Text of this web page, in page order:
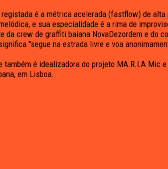
registada é a métrica acelerada (fastflow) de
e sua especialidade é a rima de
da crew de graffiti baiana NovaDezordem e do
"segue na estrada livre e voa
também é idealizadora do projeto MA.R.I.A Mic
em Lisboa.